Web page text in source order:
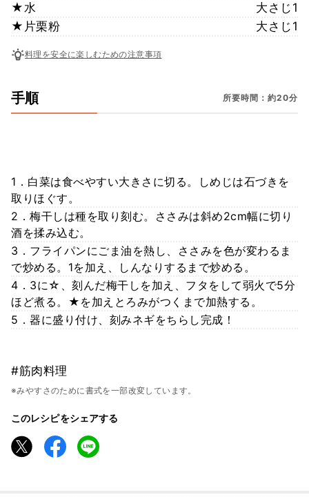
★水
大さじ1
★片栗粉
大さじ1
料理を安全に楽しむための注意事項
手順 所要時間：約20分
1．白菜は食べやすい大きさに切る。しめじは石づきを
取りほぐす。
2．梅干しは種を取り刻む。ささみは斜め2cm幅に切り
酒を揉み込む。
3．フライパンにごま油を熱し、ささみを色が変わるま
で炒める。1を加え、しんなりするまで炒める。
4．3に☆、刻んだ梅干しを加え、フタをして弱火で5分
ほど煮る。★を加えとろみがつくまで加熱する。
5．器に盛り付け、刻みネギをちらし完成！
#筋肉料理
※みやすさのために書式を一部改変しています。
このレシピをシェアする